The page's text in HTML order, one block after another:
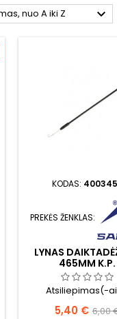
nuo A iki Z 
KODAS:
PREKĖS ŽENKLAS:
LYNAS
465MM K.P.
Atsiliepimas(-
Kaina
5,40 € 6,00